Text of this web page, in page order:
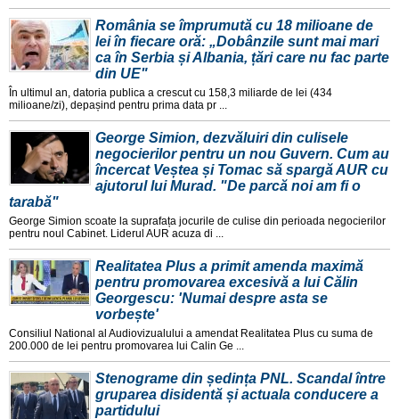
România se împrumută cu 18 milioane de
lei în fiecare oră: „Dobânzile sunt mai mari
ca în Serbia și Albania, țări care nu fac parte
din UE"
În ultimul an, datoria publica a crescut cu 158,3 miliarde de lei (434
milioane/zi), depașind pentru prima data pr ...
George Simion, dezvăluiri din culisele
negocierilor pentru un nou Guvern. Cum au
încercat Veștea și Tomac să spargă AUR cu
ajutorul lui Murad. "De parcă noi am fi o
tarabă"
George Simion scoate la suprafața jocurile de culise din perioada negocierilor
pentru noul Cabinet. Liderul AUR acuza di ...
Realitatea Plus a primit amenda maximă
pentru promovarea excesivă a lui Călin
Georgescu: 'Numai despre asta se
vorbește'
Consiliul National al Audiovizualului a amendat Realitatea Plus cu suma de
200.000 de lei pentru promovarea lui Calin Ge ...
Stenograme din ședința PNL. Scandal între
gruparea disidentă și actuala conducere a
partidului